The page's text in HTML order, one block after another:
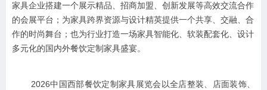
家具企业搭建一个展示精品、招商加盟、创新发展等高效交流合作
的会展平台；为家具跨界资源与设计精英提供一个共享、交融、合
作的时尚舞台；也为行业打造一场家具智能化、软装配套化、设计
多元化的国内外餐饮定制家具盛宴。
2026中国西部餐饮定制家具展览会 以全店整装、店面装饰、